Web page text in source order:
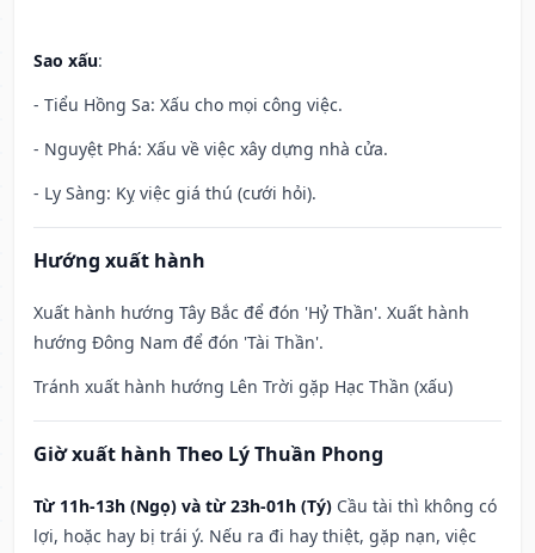
Sao xấu:
- Tiểu Hồng Sa: Xấu cho mọi công việc.
- Nguyệt Phá: Xấu về việc xây dựng nhà cửa.
- Ly Sàng: Kỵ việc giá thú (cưới hỏi).
Hướng xuất hành
Xuất hành hướng Tây Bắc để đón 'Hỷ Thần'. Xuất hành
hướng Đông Nam để đón 'Tài Thần'.
Tránh xuất hành hướng Lên Trời gặp Hạc Thần (xấu)
Giờ xuất hành Theo Lý Thuần Phong
Từ 11h-13h (Ngọ) và từ 23h-01h (Tý) Cầu tài thì không có
lợi, hoặc hay bị trái ý. Nếu ra đi hay thiệt, gặp nạn, việc